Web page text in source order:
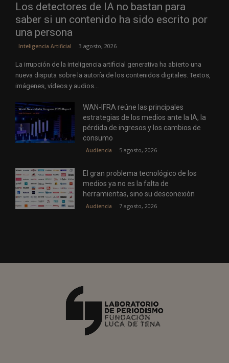
Los detectores de IA no bastan para
saber si un contenido ha sido escrito por
una persona
Inteligencia Artificial 3 agosto, 2026
La irrupción de la inteligencia artificial generativa ha abierto una
nueva disputa sobre la autoría de los contenidos digitales. Textos,
imágenes, vídeos y audios...
WAN-IFRA reúne las principales
estrategias de los medios ante la IA, la
pérdida de ingresos y los cambios de
consumo
Audiencia 5 agosto, 2026
El gran problema tecnológico de los
medios ya no es la falta de
herramientas, sino su desconexión
Audiencia 7 agosto, 2026